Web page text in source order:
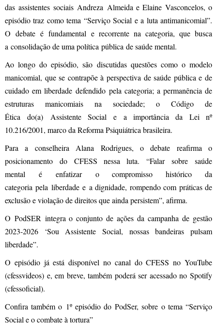
das assistentes sociais Andreza Almeida e Elaine Vasconcelos, o
episódio traz como tema “Serviço Social e a luta antimanicomial”.
O debate é fundamental e recorrente na categoria, que busca
a consolidação de uma política pública de saúde mental.
Ao longo do episódio, são discutidas questões como o modelo
manicomial, que se contrapõe à perspectiva de saúde pública e de
cuidado em liberdade defendido pela categoria; a permanência de
estruturas manicomiais na sociedade; o Código de
Ética do(a) Assistente Social e a importância da Lei nº
10.216/2001, marco da Reforma Psiquiátrica brasileira.
Para a conselheira Alana Rodrigues, o debate reafirma o
posicionamento do CFESS nessa luta. “Falar sobre saúde
mental é enfatizar o compromisso histórico da
categoria pela liberdade e a dignidade, rompendo com práticas de
exclusão e violação de direitos que ainda persistem”, afirma.
O PodSER integra o conjunto de ações dacampanha de gestão
2023-2026 ‘Sou Assistente Social, nossas bandeiras pulsam
liberdade”.
O episódio já está disponível no canal do CFESS no YouTube
(cfessvideos) e, em breve, também poderá ser acessado no Spotify
(cfessoficial).
Confira também o 1º episódio do PodSer, sobre o tema “Serviço
Social e o combate à tortura”